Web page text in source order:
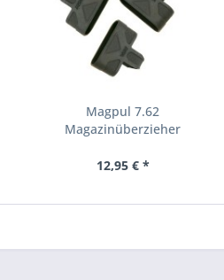
Magpul 7.62
Magazinüberzieher
12,95 € *